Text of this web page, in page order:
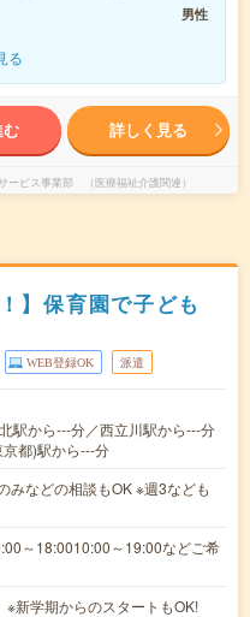
男性
る
む 詳しく見る
ビス事業部 （医療福祉介護関連）
】保育園で子ども
WEB登録OK 派遣
駅から---分／西立川駅から---分
都)駅から---分
みなどの相談もOK ※週3なども
～18:0010:00～19:00などご希
新学期からのスタートもOK!